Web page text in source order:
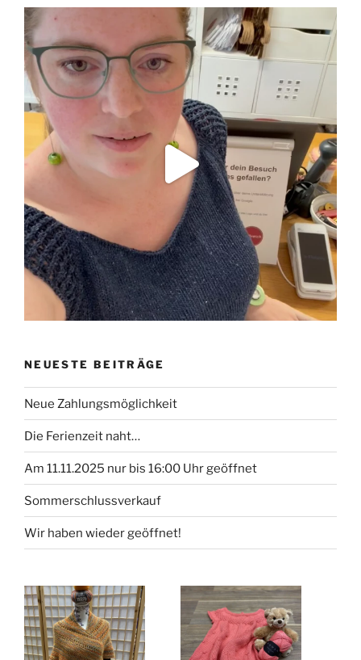
NEUESTE BEITRÄGE
Neue Zahlungsmöglichkeit
Die Ferienzeit naht…
Am 11.11.2025 nur bis 16:00 Uhr geöffnet
Sommerschlussverkauf
Wir haben wieder geöffnet!